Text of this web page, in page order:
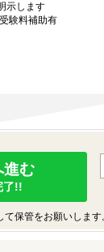
示します
験料補助有
進む
了!!
保管をお願いします